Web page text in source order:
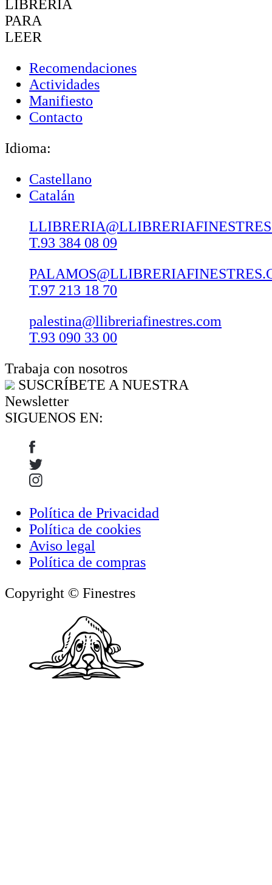
LIBRERÍA
PARA
LEER
Recomendaciones
Actividades
Manifiesto
Contacto
Idioma:
Castellano
Catalán
T.93 384 08 09
T.97 213 18 70
palestina@llibreriafinestres.com
T.93 090 33 00
Trabaja con nosotros
SUSCRÍBETE A NUESTRA
Newsletter
SIGUENOS EN:
Política de Privacidad
Política de cookies
Aviso legal
Política de compras
Copyright © Finestres